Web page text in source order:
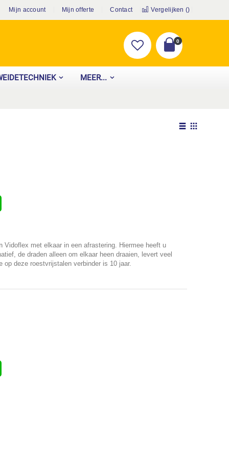
Mijn account Mijn offerte Contact Vergelijken ()
Cart
0producten
MEER...
Tonen
met elkaar in een afrastering. Hiermee heeft u
de draden alleen om elkaar heen draaien, levert veel
deze roestvrijstalen verbinder is 10 jaar.